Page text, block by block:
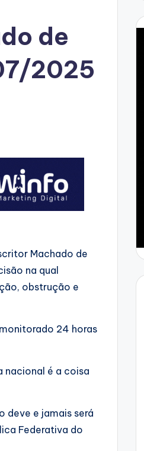
de
2025
Machado de
na qual
obstrução e
24 horas
nacional é a coisa
deve e jamais será
Federativa do